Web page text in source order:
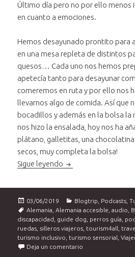
Último día pero no por ello menos
en cuanto a emociones.
Hemos desayunado prontito para
en una mesa repleta de distintos
quesos… Cada uno nos hemos
apetecía tanto para desayunar
comeremos en ruta y por ello nos
llevarnos algo de comida. Así que
bocadillos y además en la bolsa la
nos hizo la ensalada, hoy nos ha
plátano, galletitas, una
secos, muy completa la bolsa!
Sigue leyendo Brandenburgo
Publicado
el
03/06/2019 Categorías
Blogtrip Podcasts ,
Etiquetas
Alemania ,Alemania accesible ,audio
discapacidad
guide dog perros guía
ruedas ,silleros viajeros tourism4all
turismo inclusivo
turismo sensorial ,
Deja un comentario